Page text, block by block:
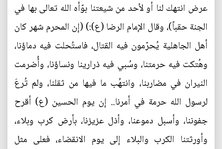
عرض انتهك لنا أو لأحد من شيعتنا بوّأه الله تعالى بها في
الجنة حقباً)، وقال الإمام الرضا (ع):) (إن المحرم شهر كان
أهل الجاهلية يُحرّمون فيه القتال، فاستُحلت فيه دماؤنا،
وهُتكت فيه حرمتنا، وسُبي فيه ذرارينا ونساؤنا، وأُضرمت
النيران في مضاربنا، وانتهُب ما فيها من ثقلنا، ولم تُرعَ
لرسول الله حرمة في أمرنا.. إن يوم الحسين (ع) أقرح
جفوننا، وأسبل دموعنا، وأذل عزيزنا، بأرض كرب وبلاء،
وأورثتنا الكرب والبلاء إلى يوم الانقضاء، فعلى مثل